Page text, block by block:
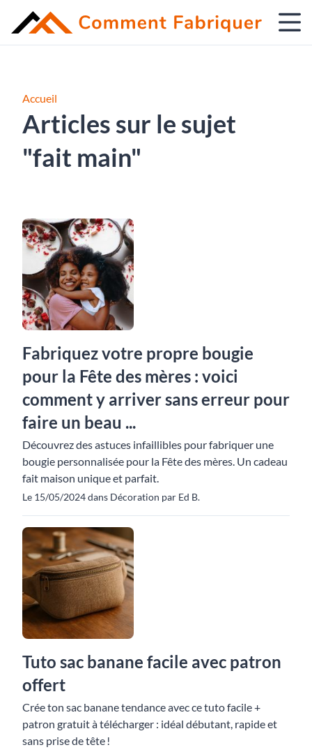
Accueil
Articles sur le sujet
"fait main"
Fabriquez votre propre bougie
pour la Fête des mères : voici
comment y arriver sans erreur pour
faire un beau ...
Découvrez des astuces infaillibles pour fabriquer une
bougie personnalisée pour la Fête des mères. Un cadeau
fait maison unique et parfait.
Le 15/05/2024 dans Décoration par Ed B.
Tuto sac banane facile avec patron
offert
Crée ton sac banane tendance avec ce tuto facile +
patron gratuit à télécharger : idéal débutant, rapide et
sans prise de tête !